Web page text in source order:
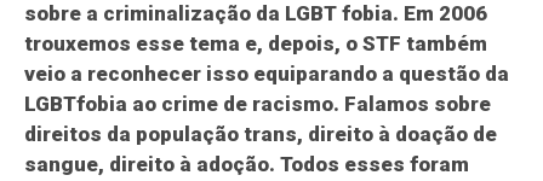
sobre a criminalização da LGBT fobia. Em 2006
trouxemos esse tema e, depois, o STF também
veio a reconhecer isso equiparando a questão da
LGBTfobia ao crime de racismo. Falamos sobre
direitos da população trans, direito à doação de
sangue, direito à adoção. Todos esses foram